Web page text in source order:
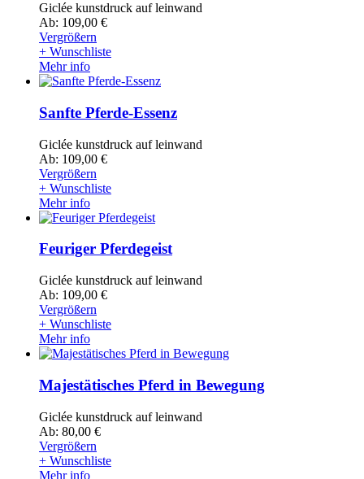
Giclée kunstdruck auf leinwand
Ab: 109,00 €
Vergrößern
+ Wunschliste
Mehr info
Sanfte Pferde-Essenz
Giclée kunstdruck auf leinwand
Ab: 109,00 €
Vergrößern
+ Wunschliste
Mehr info
Feuriger Pferdegeist
Giclée kunstdruck auf leinwand
Ab: 109,00 €
Vergrößern
+ Wunschliste
Mehr info
Majestätisches Pferd in Bewegung
Giclée kunstdruck auf leinwand
Ab: 80,00 €
Vergrößern
+ Wunschliste
Mehr info